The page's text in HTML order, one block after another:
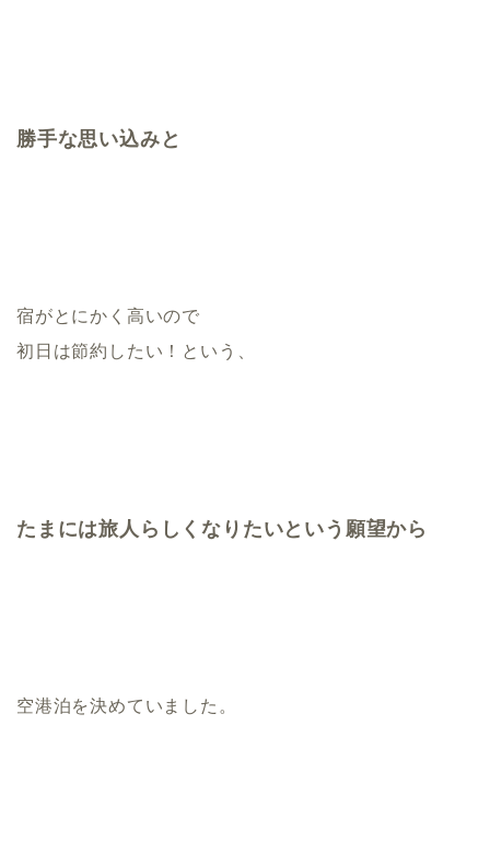
勝手な思い込みと
宿がとにかく高いので
初日は節約したい！という、
たまには旅人らしくなりたいという願望から
空港泊を決めていました。